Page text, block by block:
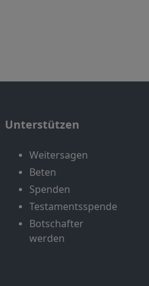
Unterstützen
Weitersagen
Beten
Spenden
Testamentsspende
Botschafter
werden